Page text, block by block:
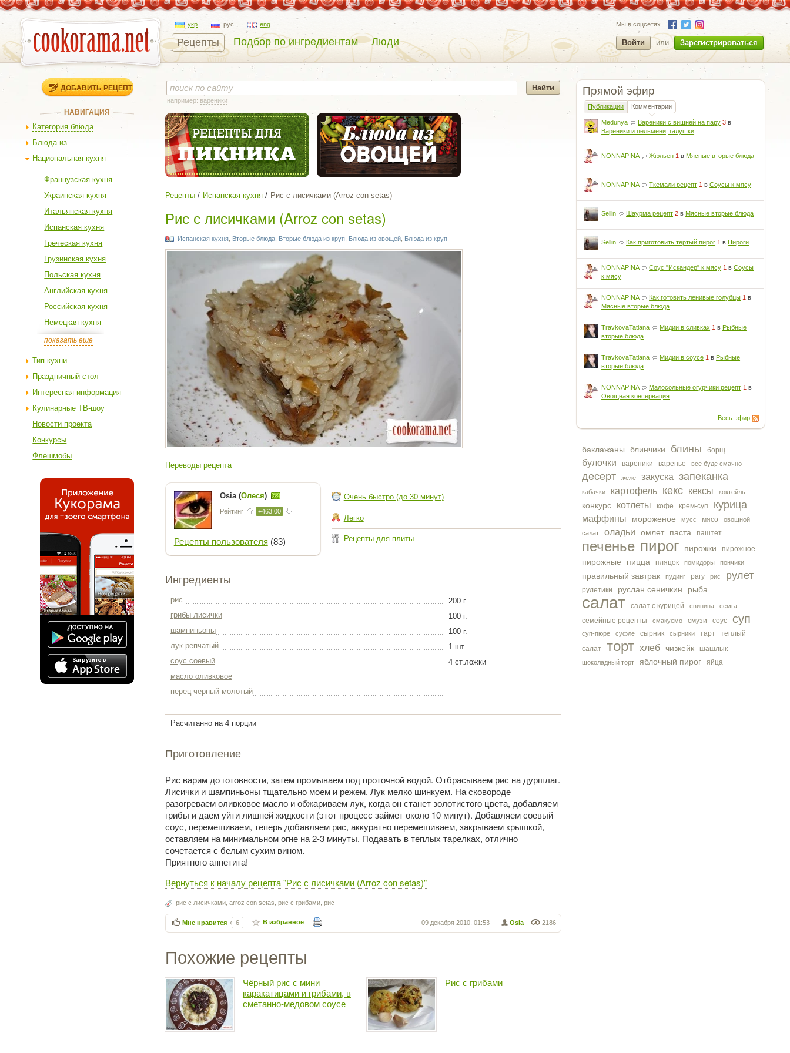
укр рус eng
Рецепты Подбор по ингредиентам Люди
Мы в соцсетях
Войти или Зарегистрироваться
ДОБАВИТЬ РЕЦЕПТ
НАВИГАЦИЯ
Категория блюда
Блюда из...
Национальная кухня
Французская кухня
Украинская кухня
Итальянская кухня
Испанская кухня
Греческая кухня
Грузинская кухня
Польская кухня
Английская кухня
Российская кухня
Немецкая кухня
показать еще
Тип кухни
Праздничный стол
Интересная информация
Кулинарные ТВ-шоу
Новости проекта
Конкурсы
Флешмобы
Прямой эфир
Публикации Комментарии
Medunya Вареники с вишней на пару 3 в
Вареники и пельмени, галушки
NONNAPINA Жюльен 1 вМясные вторые блюда
NONNAPINA Ткемали рецепт 1 вСоусы к мясу
Sellin Шаурма рецепт 2 вМясные вторые блюда
Sellin Как приготовить тёртый пирог 1 вПироги
NONNAPINA Соус "Искандер" к мясу 1 вСоусы
к мясу
NONNAPINA Как готовить ленивые голубцы 1 в
Мясные вторые блюда
TravkovaTatiana Мидии в сливках 1 вРыбные
вторые блюда
TravkovaTatiana Мидии в соусе 1 вРыбные
вторые блюда
NONNAPINA Малосольные огурчики рецепт 1 в
Овощная консервация
Весь эфир
баклажаны блинчики блины борщ
булочки вареники варенье все буде смачно
десерт желе закуска запеканка
кабачки картофель кекс кексы коктейль
конкурс котлеты кофе крем-суп курица
маффины мороженое мусс мясо
овощной
салат
оладьи омлет паста паштет
печенье пирог пирожки пирожное
пирожные пицца пляцок помидоры пончики
правильный завтрак пудинг рагу рис рулет
рулетики руслан сеничкин рыба
салат салат с курицей свинина семга
семейные рецепты смакуємо смузи соус суп
суп-пюре суфле сырник сырники тарт
теплый
салат
торт хлеб чизкейк шашлык
шоколадный торт яблочный пирог яйца
например: вареники
Рецепты Испанская кухня Рис с лисичками (Arroz con setas)
Рис с лисичками (Arroz con setas)
Испанская кухня, Вторые блюда, Вторые блюда из круп, Блюда из овощей, Блюда из круп
Переводы рецепта
Osia (Олеся)
Рейтинг +463.00
Рецепты пользователя (83)
Очень быстро (до 30 минут)
Легко
Рецепты для плиты
Ингредиенты
рис
200 г.
грибы лисички
100 г.
шампиньоны
100 г.
лук репчатый
1 шт.
соус соевый
4 ст.ложки
масло оливковое
перец черный молотый
Расчитанно на 4 порции
Приготовление
Рис варим до готовности, затем промываем под проточной водой. Отбрасываем рис на дуршлаг.
Лисички и шампиньоны тщательно моем и режем. Лук мелко шинкуем. На сковороде
разогреваем оливковое масло и обжариваем лук, когда он станет золотистого цвета, добавляем
грибы и даем уйти лишней жидкости (этот процесс займет около 10 минут). Добавляем соевый
соус, перемешиваем, теперь добавляем рис, аккуратно перемешиваем, закрываем крышкой,
оставляем на минимальном огне на 2-3 минуты. Подавать в теплых тарелках, отлично
сочетается с белым сухим вином.
Приятного аппетита!
Вернуться к началу рецепта "Рис с лисичками (Arroz con setas)"
рис с лисичками, arroz con setas рис с грибами, рис
2186
Osia
09 декабря 2010, 01:53
Мне нравится 6 В избранное
Похожие рецепты
Чёрный рис с мини
каракатицами и грибами, в
сметанно-медовом соусе
Рис с грибами